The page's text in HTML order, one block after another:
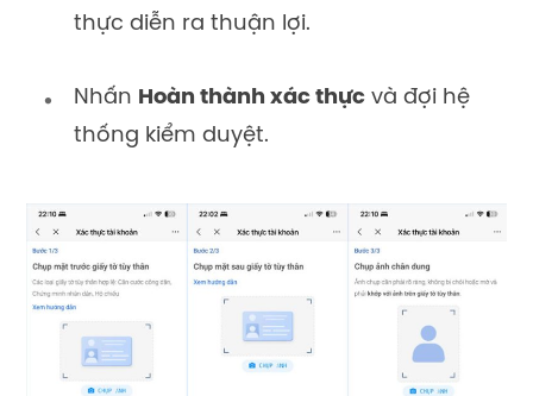
thực diễn ra thuận lợi.
Nhấn Hoàn thành xác thực và đợi hệ
thống kiểm duyệt.